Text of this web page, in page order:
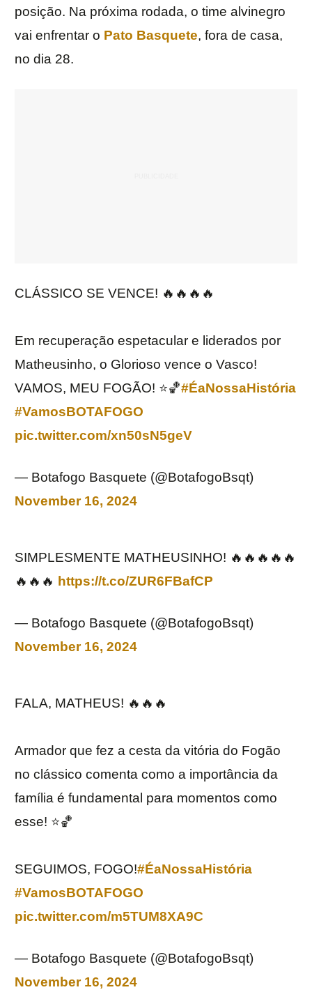
posição. Na próxima rodada, o time alvinegro
vai enfrentar o Pato Basquete, fora de casa,
no dia 28.
CLÁSSICO SE VENCE! 🔥🔥🔥🔥
Em recuperação espetacular e liderados por
Matheusinho, o Glorioso vence o Vasco!
VAMOS, MEU FOGÃO! ⭐️🏀#ÉaNossaHistória
#VamosBOTAFOGO
pic.twitter.com/xn50sN5geV
— Botafogo Basquete (@BotafogoBsqt)
November 16, 2024
SIMPLESMENTE MATHEUSINHO! 🔥🔥🔥🔥🔥
🔥🔥🔥 https://t.co/ZUR6FBafCP
— Botafogo Basquete (@BotafogoBsqt)
November 16, 2024
FALA, MATHEUS! 🔥🔥🔥
Armador que fez a cesta da vitória do Fogão
no clássico comenta como a importância da
família é fundamental para momentos como
esse! ⭐️🏀
SEGUIMOS, FOGO!#ÉaNossaHistória
#VamosBOTAFOGO
pic.twitter.com/m5TUM8XA9C
— Botafogo Basquete (@BotafogoBsqt)
November 16, 2024